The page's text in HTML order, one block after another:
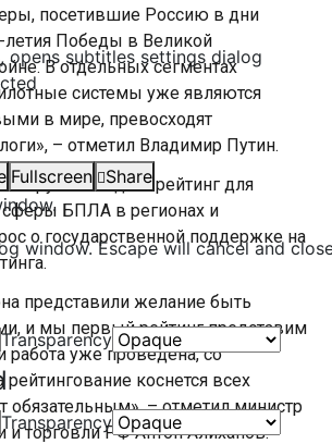
, opens subtitles settings dialog
Fullscreen
Share
window. Escape will cancel and
Transparency
Transparency
посетившие Россию в дни
летия Победы в Великой
В отдельных сегментах
системы уже являются
в мире, превосходят
– отметил Владимир Путин.
поручил создать рейтинг для
сферы БПЛА в регионах и
о государственной поддержке на
представили желание быть
и мы первый рейтинг представим
уже проведена, со
коснется всех
обязательным», – отметил министр
торговли РФ Антон Алиханов.